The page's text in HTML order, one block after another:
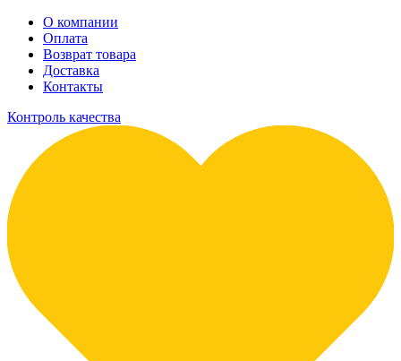
О компании
Оплата
Возврат товара
Доставка
Контакты
Контроль качества